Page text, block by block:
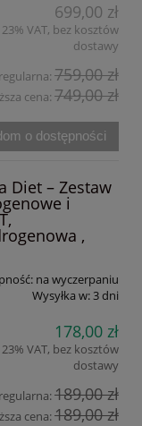
699,00 zł
VAT, bez kosztów
dostawy
759,00 zł
cena: 749,00 zł
o dostępności
Diet – Zestaw
i
,
na wyczerpaniu
Wysyłka w:3 dni
178,00 zł
VAT, bez kosztów
dostawy
189,00 zł
cena:189,00 zł